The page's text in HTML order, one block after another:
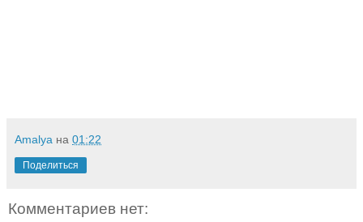
Amalya на 01:22
Поделиться
Комментариев нет: